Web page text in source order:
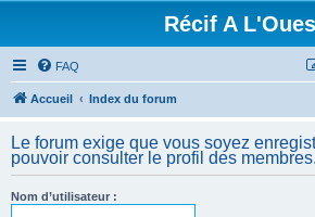
Récif A
FAQ
Accueil Index du forum
Le forum exige que vous soyez
pouvoir consulter le profil des membres.
Nom d’utilisateur :